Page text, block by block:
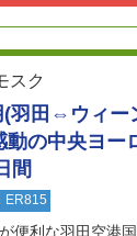
(羽田⇔ウィー
動の中央ヨー
間
ER815
便利な羽田空港国